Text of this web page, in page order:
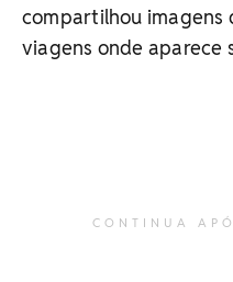
compartilhou imagens
viagens onde aparece
CONTINUA